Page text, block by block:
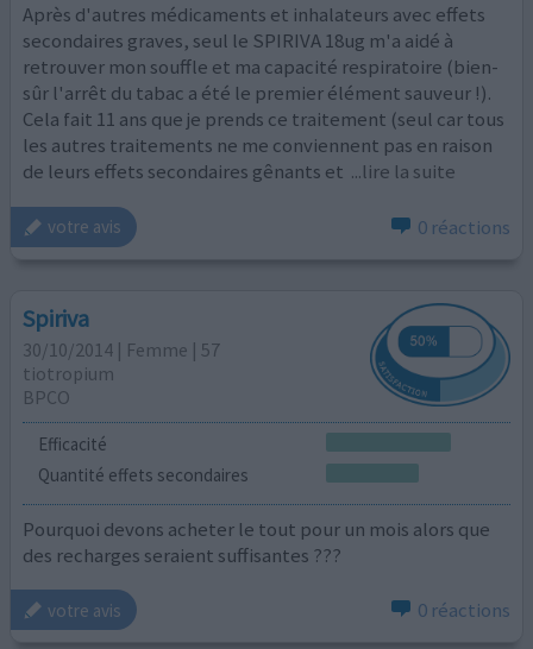
Après d'autres médicaments et inhalateurs avec effets
secondaires graves, seul le SPIRIVA 18ug m'a aidé à
retrouver mon souffle et ma capacité respiratoire (bien-
sûr l'arrêt du tabac a été le premier élément sauveur !).
Cela fait 11 ans que je prends ce traitement (seul car tous
les autres traitements ne me conviennent pas en raison
de leurs effets secondaires gênants et ...lire la suite
votre avis 0 réactions
Spiriva
30/10/2014 | Femme | 57
tiotropium
BPCO
Efficacité
Quantité effets secondaires
Pourquoi devons acheter le tout pour un mois alors que
des recharges seraient suffisantes ???
votre avis 0 réactions